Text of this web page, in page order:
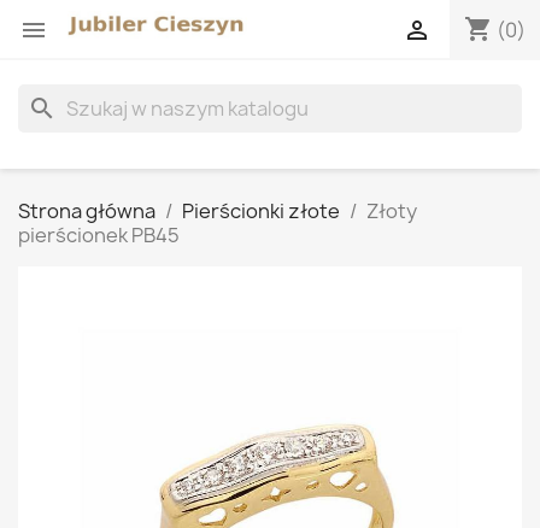
 shopping_cart (0)

search
Strona główna Pierścionki złote
Złoty
pierścionek PB45